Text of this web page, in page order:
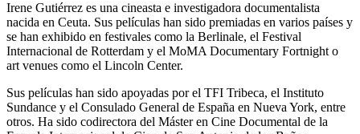
Irene Gutiérrez es una cineasta e investigadora documentalista
nacida en Ceuta. Sus películas han sido premiadas en varios países y
se han exhibido en festivales como la Berlinale, el Festival
Internacional de Rotterdam y el MoMA Documentary Fortnight o
art venues como el Lincoln Center.
Sus películas han sido apoyadas por el TFI Tribeca, el Instituto
Sundance y el Consulado General de España en Nueva York, entre
otros. Ha sido codirectora del Máster en Cine Documental de la